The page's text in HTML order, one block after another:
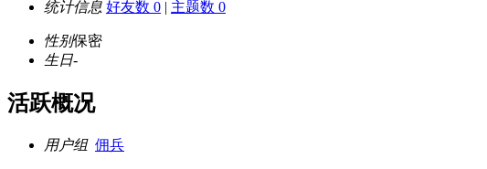
统计信息 好友数 0 | 主题数 0
性别保密
生日-
活跃概况
用户组 佣兵